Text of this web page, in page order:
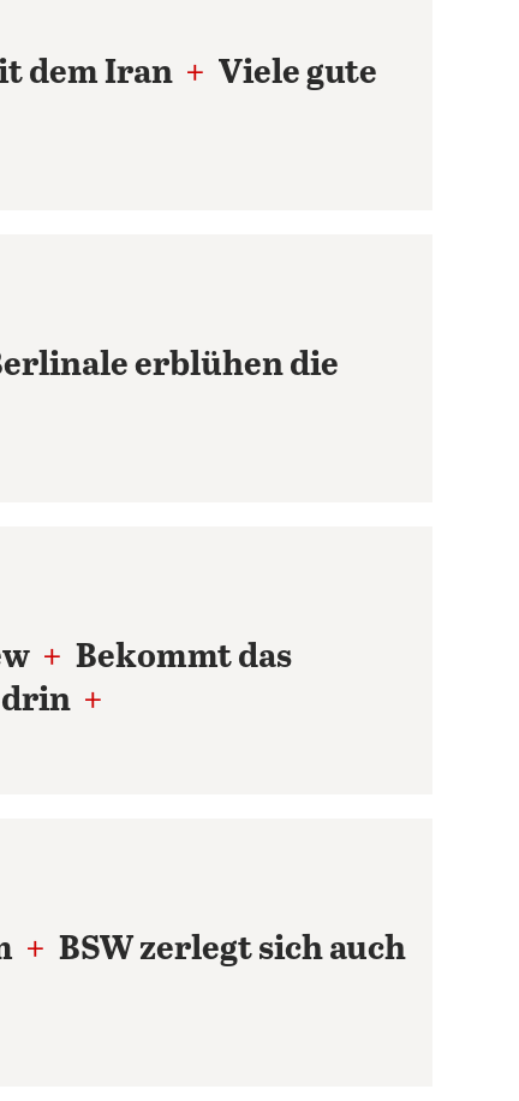
dem Iran + Viele gute
erblühen die
+ Bekommt das
drin +
+ BSW zerlegt sich auch